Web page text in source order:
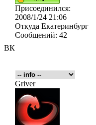
ВК
Присоединился:
2008/1/24 21:06
Откуда Екатеринбург
Сообщений: 42
Griver